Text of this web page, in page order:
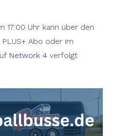
17:00 Uhr kann über den
Abo oder im
Network 4 verfolgt